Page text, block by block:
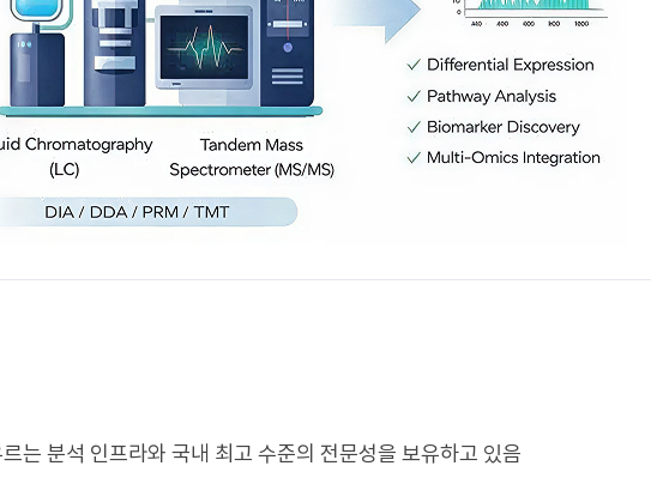
는 분석 인프라와 국내 최고 수준의 전문성을 보유하고 있음